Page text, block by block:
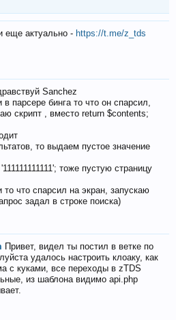
еще актуально - https://t.me/z_tds
Sanchez
парсере бинга то что он спарсил,
скрипт , вместо return $contents;
то выдаем пустое значение
тоже пустую страницу
то что спарсил на экран, запускаю
задал в строке поиска)
Привет, видел ты постил в ветке по
удалось настроить клоаку, как
с куками, все переходы в zTDS
из шаблона видимо api.php